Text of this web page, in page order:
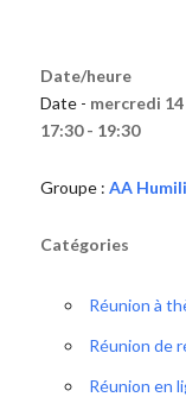
Date/heure
Date - mercredi
17:30 - 19:30
Groupe : AA
Catégories
Réunion à
Réunion de
Réunion en